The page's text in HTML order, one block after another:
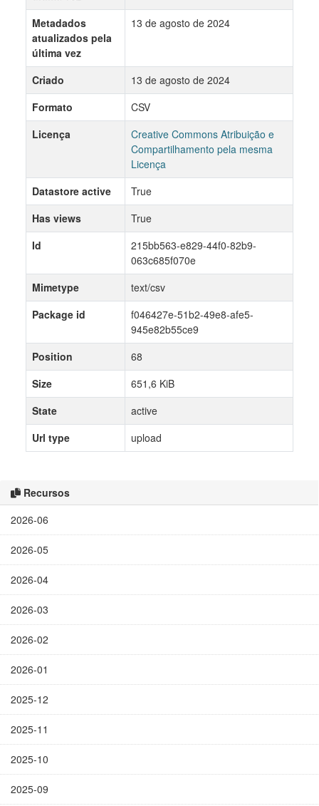
Recursos
2026-06
2026-05
2026-04
2026-03
2026-02
2026-01
2025-12
2025-11
2025-10
2025-09
Metadados
atualizados pela
última vez
13 de agosto de 2024
Criado
13 de agosto de 2024
Formato
CSV
Licença
Creative Commons Atribuição e
Compartilhamento pela mesma
Licença
Datastore active
True
Has views
True
Id
215bb563-e829-44f0-82b9-
063c685f070e
Mimetype
text/csv
Package id
f046427e-51b2-49e8-afe5-
945e82b55ce9
Position
68
Size
651,6 KiB
State
active
Url type
upload